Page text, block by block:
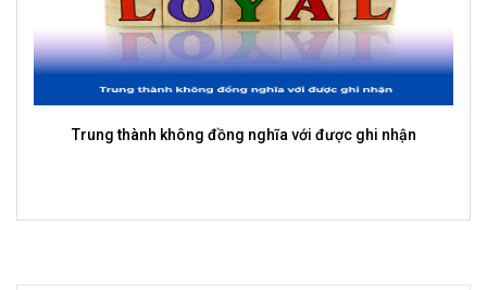
Trung thành không đồng nghĩa với được ghi nhận